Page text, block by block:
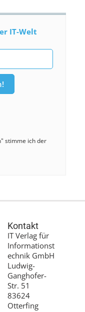
IT-Welt
stimme ich der
Kontakt
IT Verlag für
Informationst
echnik GmbH
Ludwig-
Ganghofer-
Str. 51
83624
Otterfing